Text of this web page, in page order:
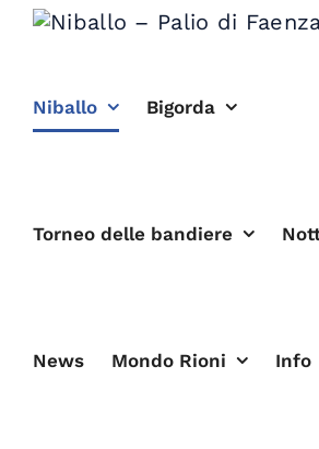
Salta
Niballo Bigorda
Torneo delle bandiere
News Mondo Rioni Info